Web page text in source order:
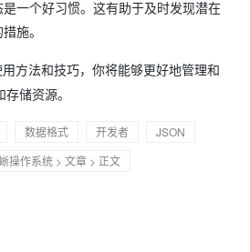
一个好习惯。这有助于及时发现潜在
施。
方法和技巧，你将能够更好地管理和
储资源。
数据格式 开发者
JSON
操作系统 > 文章 > 正文